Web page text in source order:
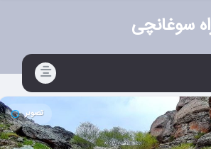
سوغانچی
تصویر